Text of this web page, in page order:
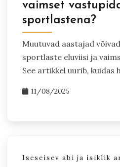
vaimset
sportlastena?
Muutuvad aastajad
sportlaste eluviisi ja
See artikkel uurib, kuidas
11/08/2025
Iseseisev abi ja isiklik